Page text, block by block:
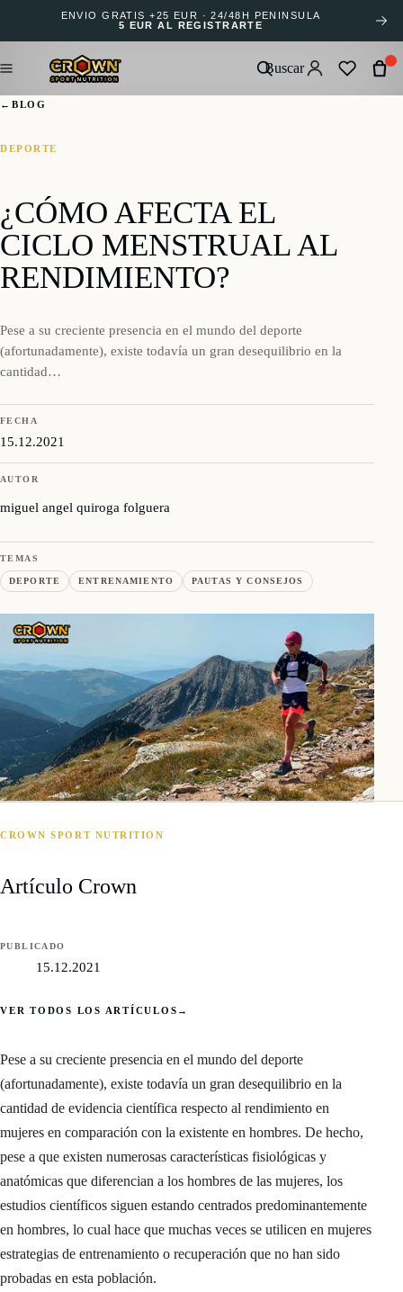
ENVÍO GRATIS +25 EUR · 24/48H PENÍNSULA
5 EUR AL REGISTRARTE
Buscar
← BLOG
DEPORTE
¿CÓMO AFECTA EL
CICLO MENSTRUAL AL
RENDIMIENTO?
Pese a su creciente presencia en el mundo del deporte
(afortunadamente), existe todavía un gran desequilibrio en la
cantidad…
FECHA
15.12.2021
AUTOR
miguel angel quiroga folguera
TEMAS
DEPORTE ENTRENAMIENTO PAUTAS Y CONSEJOS
CROWN SPORT NUTRITION
Artículo Crown
PUBLICADO
15.12.2021
VER TODOS LOS ARTÍCULOS →
Pese a su creciente presencia en el mundo del deporte
(afortunadamente), existe todavía un gran desequilibrio en la
cantidad de evidencia científica respecto al rendimiento en
mujeres en comparación con la existente en hombres. De hecho,
pese a que existen numerosas características fisiológicas y
anatómicas que diferencian a los hombres de las mujeres, los
estudios científicos siguen estando centrados predominantemente
en hombres, lo cual hace que muchas veces se utilicen en mujeres
estrategias de entrenamiento o recuperación que no han sido
probadas en esta población.